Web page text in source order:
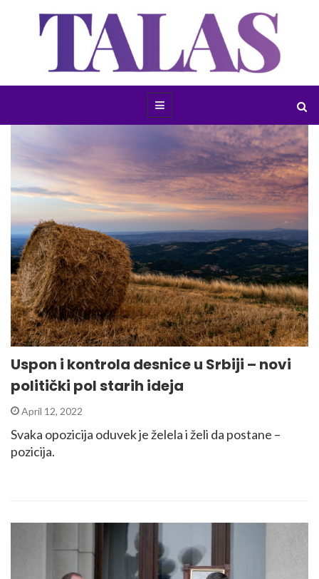
Uspon i kontrola desnice u Srbiji – novi
politički pol starih ideja
April 12, 2022
Svaka opozicija oduvek je želela i želi da postane –
pozicija.